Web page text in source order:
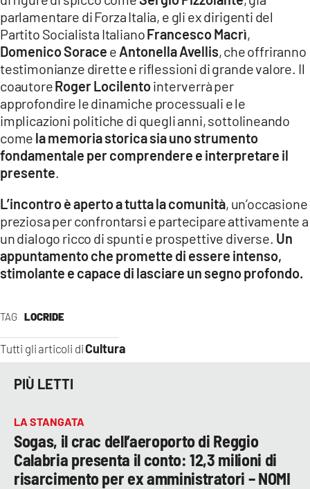
TAG LOCRIDE
Tutti gli articoli diCultura
parlamentare di Forza Italia, e gli ex dirigenti del
Partito Socialista ItalianoFrancesco Macrì,
Domenico Sorace e Antonella Avellis, che offriranno
testimonianze dirette e riflessioni di grande valore. Il
coautoreRoger Locilentointerverrà per
approfondire le dinamiche processuali e le
implicazioni politiche di quegli anni, sottolineando
come la memoria storica sia uno strumento
fondamentale per comprendere e interpretare il
presente
L’incontro è aperto a tutta la comunità, un’occasione
preziosa per confrontarsi e partecipare attivamente a
un dialogo ricco di spunti e prospettive diverse. Un
appuntamento che promette di essere intenso,
stimolante e capace di lasciare un segno profondo.
PIÙ LETTI
LA STANGATA
Sogas, il crac dell’aeroporto di Reggio
Calabria presenta il conto: 12,3 milioni di
risarcimento per ex amministratori – NOMI